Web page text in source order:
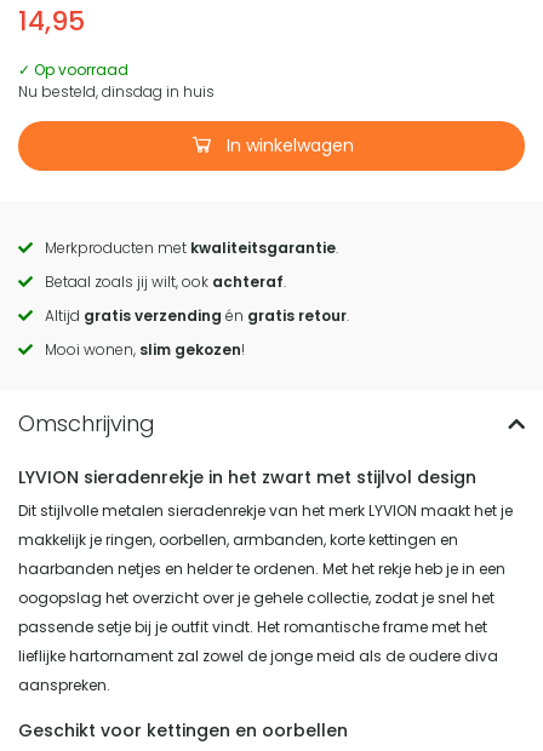
14,95
✓ Op voorraad
Nu besteld, dinsdag in huis
In winkelwagen
Call
to
actions
Merkproducten met kwaliteitsgarantie.
Betaal zoals jij wilt, ook achteraf.
Altijd gratis verzending én gratis retour.
Mooi wonen, slim gekozen!
LYVION sieradenrekje in het zwart met stijlvol design
Dit stijlvolle metalen sieradenrekje van het merk LYVION maakt het je
makkelijk je ringen, oorbellen, armbanden, korte kettingen en
haarbanden netjes en helder te ordenen. Met het rekje heb je in een
oogopslag het overzicht over je gehele collectie, zodat je snel het
passende setje bij je outfit vindt. Het romantische frame met het
lieflijke hartornament zal zowel de jonge meid als de oudere diva
aanspreken.
Geschikt voor kettingen en oorbellen